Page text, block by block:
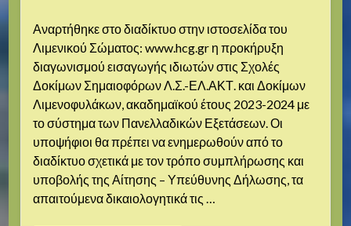
Αναρτήθηκε στο διαδίκτυο στην ιστοσελίδα του
Λιμενικού Σώματος: www.hcg.gr η προκήρυξη
διαγωνισμού εισαγωγής ιδιωτών στις Σχολές
Δοκίμων Σημαιοφόρων Λ.Σ.-ΕΛ.ΑΚΤ. και Δοκίμων
Λιμενοφυλάκων, ακαδημαϊκού έτους 2023-2024 με
το σύστημα των Πανελλαδικών Εξετάσεων. Οι
υποψήφιοι θα πρέπει να ενημερωθούν από το
διαδίκτυο σχετικά με τον τρόπο συμπλήρωσης και
υποβολής της Αίτησης – Υπεύθυνης Δήλωσης, τα
απαιτούμενα δικαιολογητικά τις …